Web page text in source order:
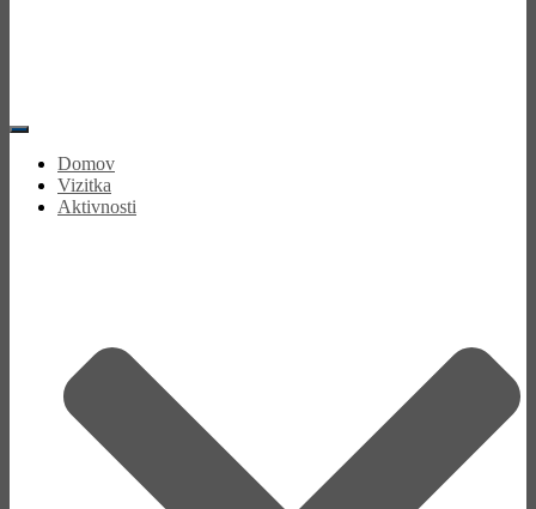
Toggle
NavigationDomov
Vizitka
Aktivnosti